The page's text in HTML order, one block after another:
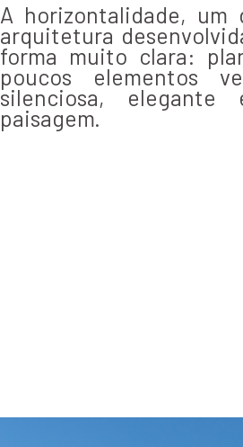
A horizontalidade, um
arquitetura
forma muito clara:
poucos elementos
silenciosa,
paisagem.